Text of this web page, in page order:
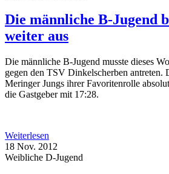
Die männliche B-Jugend
weiter aus
Die männliche B-Jugend musste dieses
gegen den TSV Dinkelscherben antreten.
Meringer Jungs ihrer Favoritenrolle
die Gastgeber mit 17:28.
Weiterlesen
18 Nov. 2012
Weibliche D-Jugend